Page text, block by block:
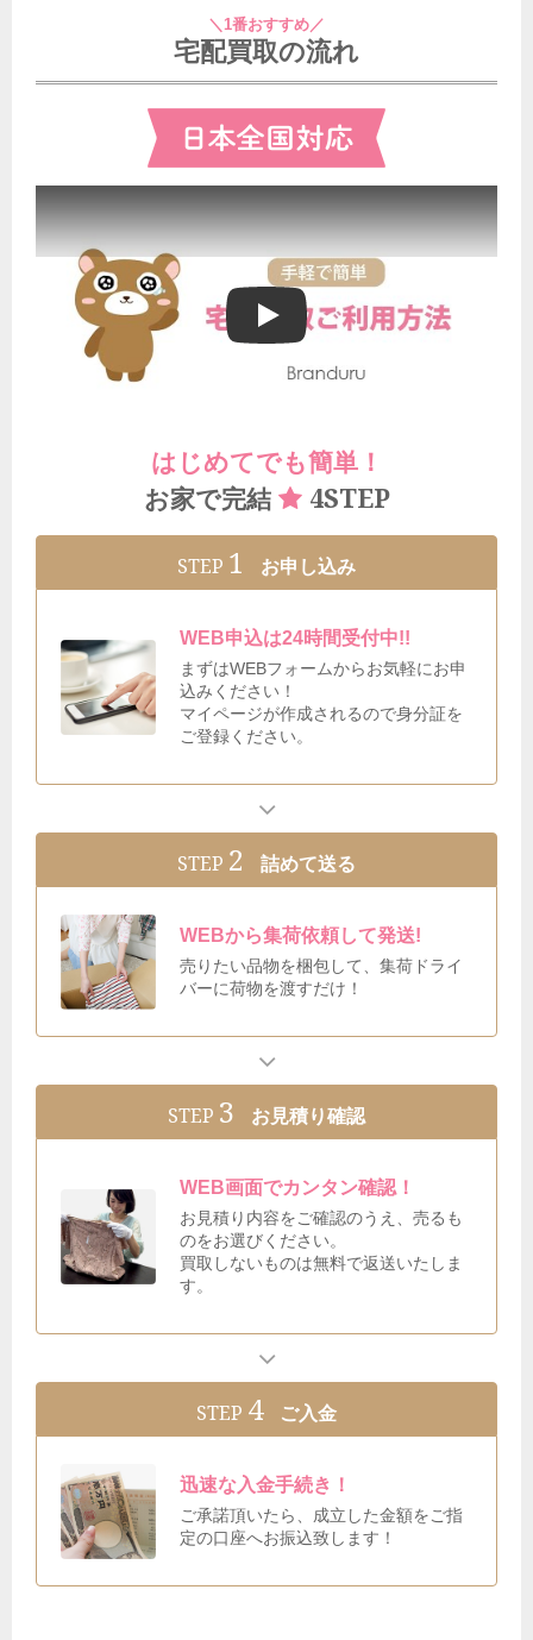
＼1番おすすめ／
宅配買取の流れ
ブランドゥールの宅配買取ご利用方法
はじめてでも簡単！
お家で完結
4STEP
STEP 1 お申し込み
WEB申込は24時間受付中!!
まずはWEBフォームからお気軽にお申
込みください！
マイページが作成されるので身分証を
ご登録ください。
STEP 2 詰めて送る
WEBから集荷依頼して発送!
売りたい品物を梱包して、集荷ドライ
バーに荷物を渡すだけ！
STEP 3 お見積り確認
WEB画面でカンタン確認！
お見積り内容をご確認のうえ、売るも
のをお選びください。
買取しないものは無料で返送いたしま
す。
STEP 4 ご入金
迅速な入金手続き！
ご承諾頂いたら、成立した金額をご指
定の口座へお振込致します！